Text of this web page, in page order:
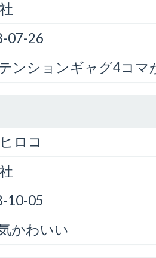
07-26
ンションギャグ4コマ
ロコ
10-05
かわいい